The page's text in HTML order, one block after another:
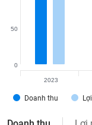
Doanh thu
0
50
2023